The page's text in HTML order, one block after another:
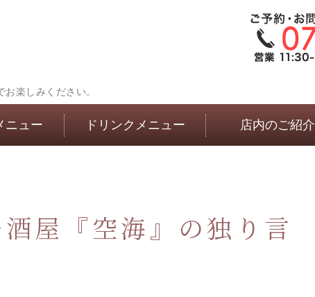
楽しみください。
ニュー ドリンクメニュー 店内のご紹介
屋『空海』の独り言